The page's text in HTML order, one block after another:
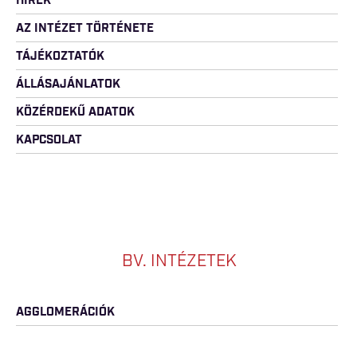
AZ INTÉZET TÖRTÉNETE
TÁJÉKOZTATÓK
ÁLLÁSAJÁNLATOK
KÖZÉRDEKŰ ADATOK
KAPCSOLAT
BV. INTÉZETEK
AGGLOMERÁCIÓK